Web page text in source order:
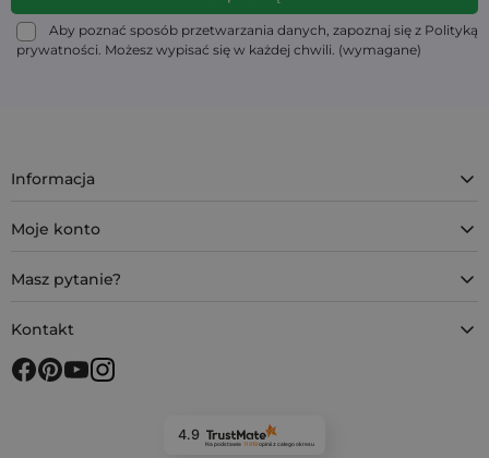
Aby poznać sposób przetwarzania danych, zapoznaj się z Polityką
prywatności. Możesz wypisać się w każdej chwili. (wymagane)
Informacja
Moje konto
Masz pytanie?
Kontakt
4.9
Na podstawie 11 919opiniiz całego okresu